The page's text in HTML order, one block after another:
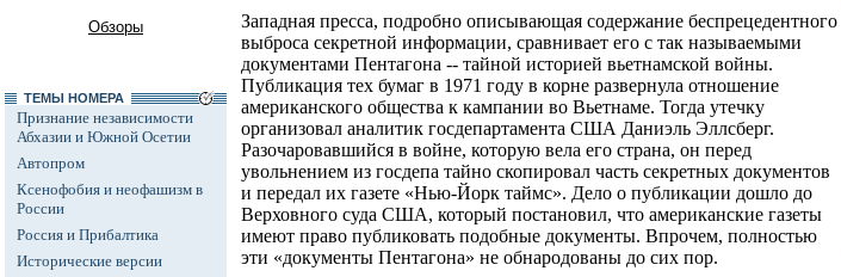
Обзоры
ТЕМЫ НОМЕРА
Признание независимости
Абхазии и Южной Осетии
Автопром
Ксенофобия и неофашизм в
России
Россия и Прибалтика
Исторические версии
Западная пресса, подробно описывающая содержание беспрецедентного
выброса секретной информации, сравнивает его с так называемыми
документами Пентагона -- тайной историей вьетнамской войны.
Публикация тех бумаг в 1971 году в корне развернула отношение
американского общества к кампании во Вьетнаме. Тогда утечку
организовал аналитик госдепартамента США Даниэль Эллсберг.
Разочаровавшийся в войне, которую вела его страна, он перед
увольнением из госдепа тайно скопировал часть секретных документов
и передал их газете «Нью-Йорк таймс». Дело о публикации дошло до
Верховного суда США, который постановил, что американские газеты
имеют право публиковать подобные документы. Впрочем, полностью
эти «документы Пентагона» не обнародованы до сих пор.